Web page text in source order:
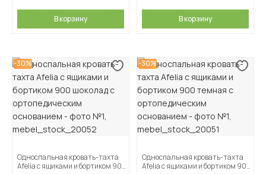
В корзину В корзину
-30%
Односпальная кровать-тахта
Afelia с ящиками и бортиком 900
-30%
Односпальная кровать-тахта
Afelia с ящиками и бортиком 900